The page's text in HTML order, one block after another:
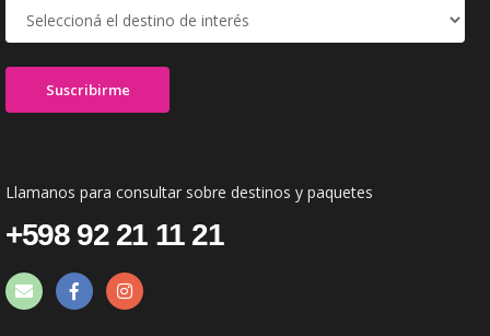
Llamanos para consultar sobre destinos y paquetes
+598 92 21 11 21